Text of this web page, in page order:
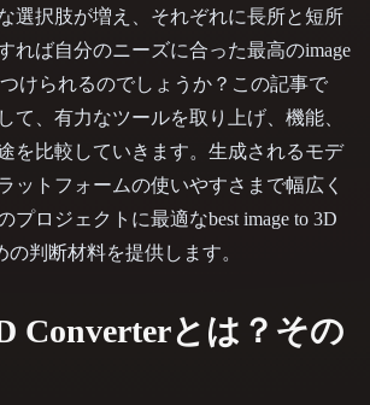
選択肢が増え、それぞれに長所と短所
れば自分のニーズに合った最高のimage
つけられるのでしょうか？この記事で
て、有力なツールを取り上げ、機能、
を比較していきます。生成されるモデ
ットフォームの使いやすさまで幅広く
プロジェクトに最適なbest image to 3D
の判断材料を提供します。
Converterとは？その